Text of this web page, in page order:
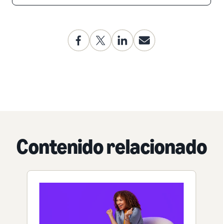
Contenido relacionado